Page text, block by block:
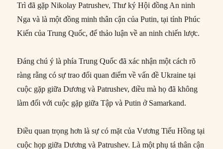
Trì đã gặp Nikolay Patrushev, Thư ký Hội đồng An ninh
Nga và là một đồng minh thân cận của Putin, tại tỉnh Phúc
Kiến của Trung Quốc, để thảo luận về an ninh chiến lược.
Đáng chú ý là phía Trung Quốc đã xác nhận một cách rõ
ràng rằng có sự trao đổi quan điểm về vấn đề Ukraine tại
cuộc gặp giữa Dương và Patrushev, điều mà họ đã không
làm đối với cuộc gặp giữa Tập và Putin ở Samarkand.
Điều quan trọng hơn là sự có mặt của Vương Tiểu Hồng tại
cuộc họp giữa Dương và Patrushev. Là một phụ tá thân cận